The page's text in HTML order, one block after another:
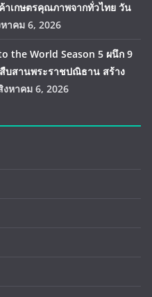
เกษตรคุณภาพจากทั่วไทย วัน
าคม 6, 2026
the World Season 5 ผนึก 9
บสานพระราชปณิธาน สร้าง
งหาคม 6, 2026